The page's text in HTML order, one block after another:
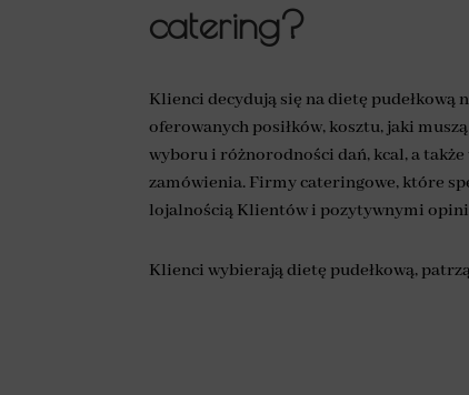
catering?
Klienci decydują się na dietę pudełkową
oferowanych posiłków, kosztu, jaki
wyboru i różnorodności dań, kcal, a
zamówienia. Firmy cateringowe, które
lojalnością Klientów i pozytywnymi
Klienci wybierają dietę pudełkową,